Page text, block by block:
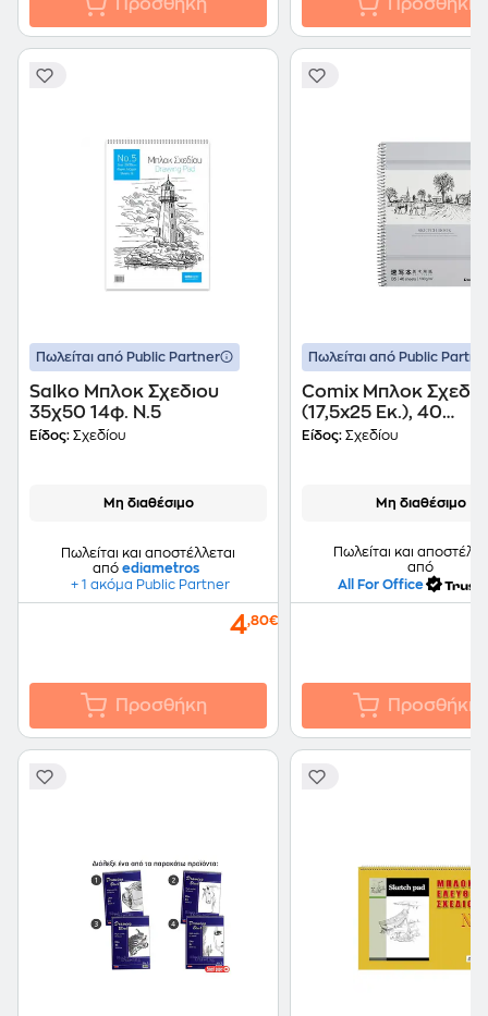
Προσθήκη Προσθήκη
Πωλείται από Public Partner
Salko Μπλοκ Σχεδιου
35χ50 14φ. Ν.5
Είδος: Σχεδίου
Μη διαθέσιμο
Πωλείται και αποστέλλεται
από ediametros
+ 1 ακόμα Public Partner
4,80€
Προσθήκη
Πωλείται από Public
Comix Μπλοκ
(17,5x25 Εκ.), 40
Φύλλα,100γρ., Χαρτί
Είδος: Σχεδίου
Μη διαθέσιμο
Πωλείται και
από
All For Office
Προσθήκη